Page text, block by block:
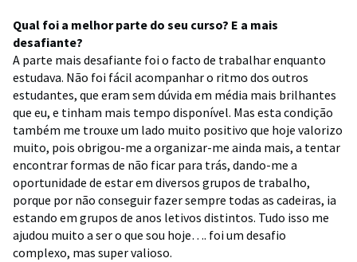
Qual foi a melhor parte do seu curso? E a mais
desafiante?
A parte mais desafiante foi o facto de trabalhar enquanto
estudava. Não foi fácil acompanhar o ritmo dos outros
estudantes, que eram sem dúvida em média mais brilhantes
que eu, e tinham mais tempo disponível. Mas esta condição
também me trouxe um lado muito positivo que hoje valorizo
muito, pois obrigou-me a organizar-me ainda mais, a tentar
encontrar formas de não ficar para trás, dando-me a
oportunidade de estar em diversos grupos de trabalho,
porque por não conseguir fazer sempre todas as cadeiras, ia
estando em grupos de anos letivos distintos. Tudo isso me
ajudou muito a ser o que sou hoje…. foi um desafio
complexo, mas super valioso.